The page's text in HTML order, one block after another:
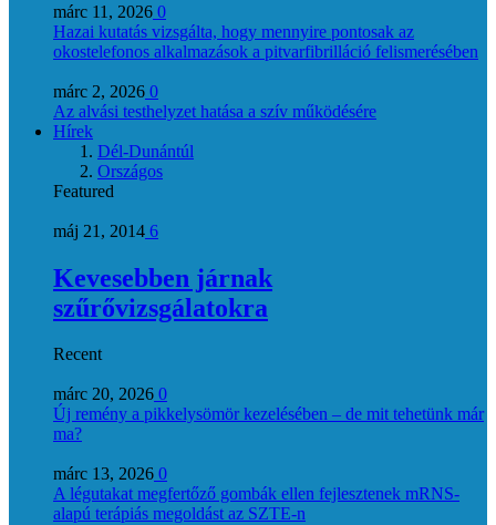
márc 11, 2026 0
Hazai kutatás vizsgálta, hogy mennyire pontosak az
okostelefonos alkalmazások a pitvarfibrilláció felismerésében
márc 2, 2026 0
Az alvási testhelyzet hatása a szív működésére
Hírek
Dél-Dunántúl
Országos
Featured
máj 21, 2014 6
Kevesebben járnak
szűrővizsgálatokra
Recent
márc 20, 2026 0
Új remény a pikkelysömör kezelésében – de mit tehetünk már
ma?
márc 13, 2026 0
A légutakat megfertőző gombák ellen fejlesztenek mRNS-
alapú terápiás megoldást az SZTE-n